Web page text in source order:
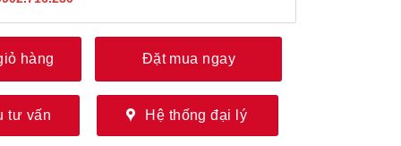
hàng Đặt mua ngay
tư vấn Hệ thống đại lý